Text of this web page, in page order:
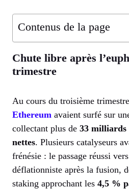
Contenus de la page
Chute libre après
trimestre
Au cours du troisième
Ethereum avaient surfé sur
collectant plus de 33 milliards
nettes. Plusieurs catalyseurs
frénésie : le passage réussi
déflationniste après la fusion,
staking approchant les 4,5 %